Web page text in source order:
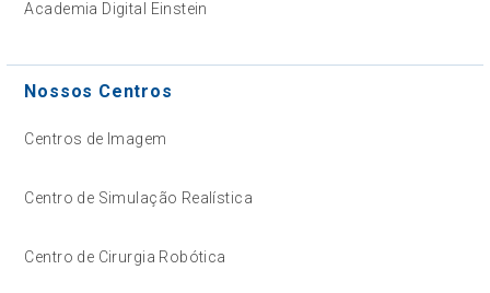
Academia Digital Einstein
Nossos Centros
Centros de Imagem
Centro de Simulação Realística
Centro de Cirurgia Robótica